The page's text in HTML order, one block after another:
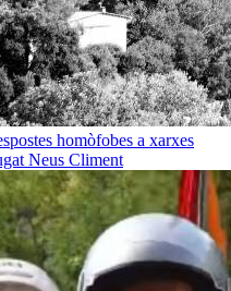
homòfobes a xarxes
Neus Climent